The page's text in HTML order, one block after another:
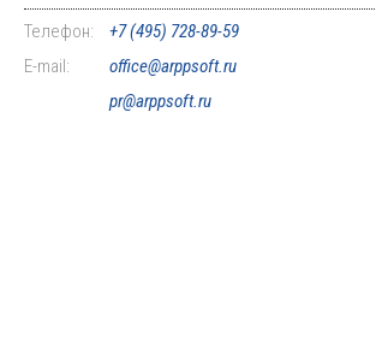
Телефон:
+7 (495) 728-89-59
E-mail:
office@arppsoft.ru
pr@arppsoft.ru